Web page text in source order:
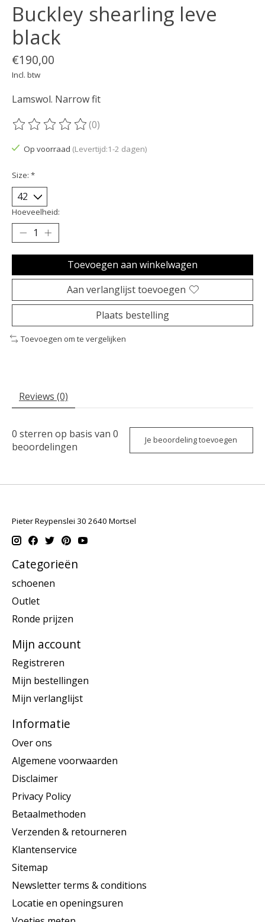
Buckley shearling leve
black
€190,00
Incl. btw
Lamswol. Narrow fit
De beoordeling van dit product is
(0)
Op voorraad (Levertijd:1-2 dagen)
Size: *
Hoeveelheid:
Toevoegen aan winkelwagen
Aan verlanglijst toevoegen
Plaats bestelling
Toevoegen om te vergelijken
Reviews (0)
0 sterren op basis van 0
beoordelingen
Je beoordeling toevoegen
Pieter Reypenslei 30 2640 Mortsel
Categorieën
schoenen
Outlet
Ronde prijzen
Mijn account
Registreren
Mijn bestellingen
Mijn verlanglijst
Informatie
Over ons
Algemene voorwaarden
Disclaimer
Privacy Policy
Betaalmethoden
Verzenden & retourneren
Klantenservice
Sitemap
Newsletter terms & conditions
Locatie en openingsuren